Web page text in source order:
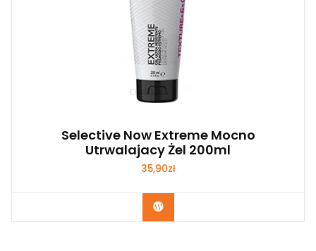
Selective Now Extreme Mocno
Utrwalajacy Żel 200ml
35,90zł
Zobacz